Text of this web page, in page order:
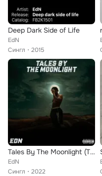
Deep Dark Side of Life
EdN
Сингл
2015
Tales By The Moonlight (TBTM)
EdN
Сингл
2022